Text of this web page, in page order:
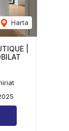
Harta
|